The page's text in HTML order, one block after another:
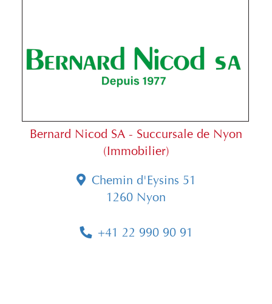
Bernard Nicod SA - Succursale de Nyon
(Immobilier)
Chemin d'Eysins 51
1260 Nyon
+41 22 990 90 91